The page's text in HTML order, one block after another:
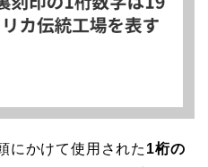
にかけて使用された 1桁の